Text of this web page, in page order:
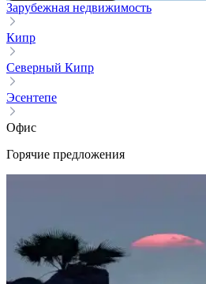
Зарубежная недвижимость
Кипр
Северный Кипр
Эсентепе
Офис
Горячие предложения